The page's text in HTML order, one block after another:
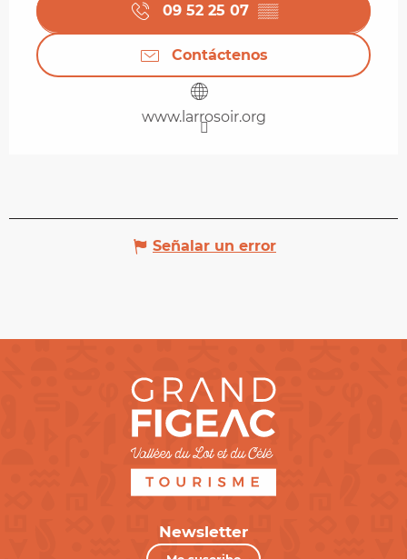
09 52 25 07 ▒▒
Contáctenos
www.larrosoir.org
Señalar un error
Newsletter